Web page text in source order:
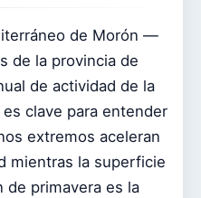
de Morón —
de la provincia de
de actividad de la
clave para entender
extremos aceleran
mientras la superficie
de primavera es la